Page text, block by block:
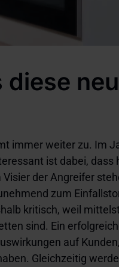
immer weiter zu. Im
ist dabei, dass
der Angreifer
zum
kritisch, weil
sind. Ein
auf
Gleichzeitig